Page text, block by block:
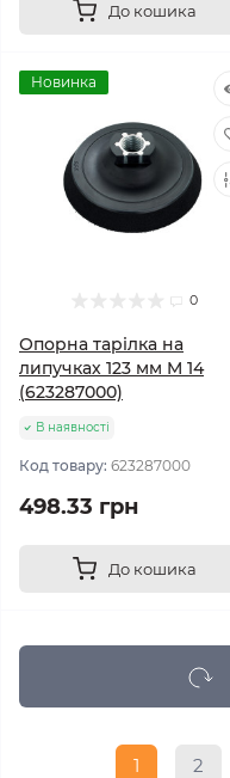
До кошика
Новинка
0
Опорна тарілка на
липучках 123 мм M 14
(623287000)
В наявності
Код товару: 623287000
498.33 грн
До кошика
1 2